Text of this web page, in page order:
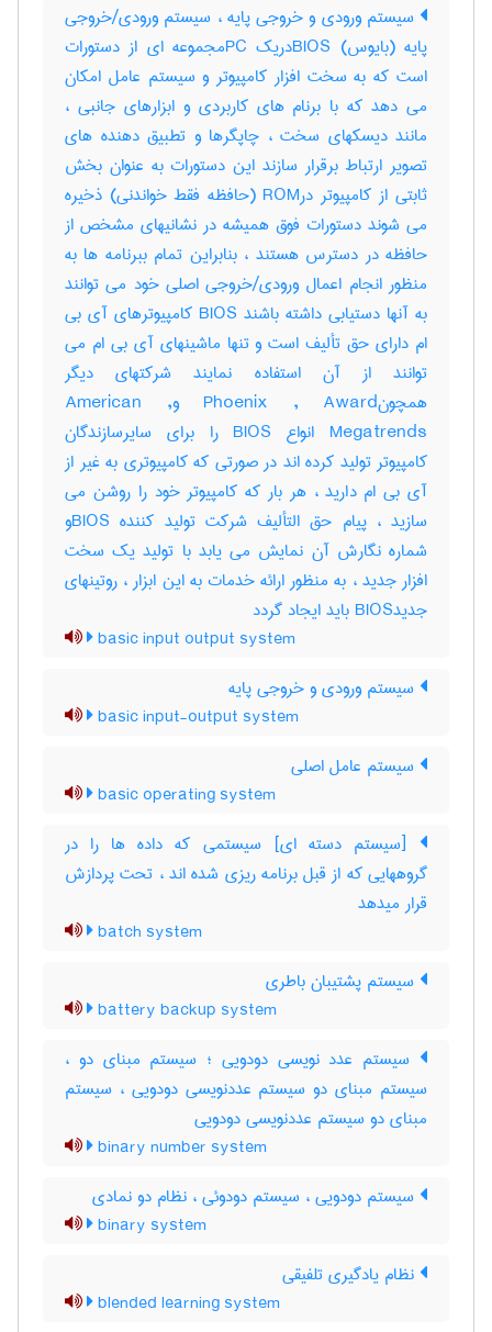
سیستم ورودی و خروجی پایه ، سیستم ورودی/خروجی
پایه (بایوس) BIOSدریک PCمجموعه ای از دستورات
است که به سخت افزار کامپیوتر و سیستم عامل امکان
می دهد که با برنام های کاربردی و ابزارهای جانبی ،
مانند دیسکهای سخت ، چاپگرها و تطبیق دهنده های
تصویر ارتباط برقرار سازند این دستورات به عنوان بخش
ثابتی از کامپیوتر درROM (حافظه فقط خواندنی) ذخیره
می شوند دستورات فوق همیشه در نشانیهای مشخص از
حافظه در دسترس هستند ، بنابراین تمام ببرنامه ها به
منظور انجام اعمال ورودی/خروجی اصلی خود می توانند
به آنها دستیابی داشته باشند BIOS کامپیوترهای آی بی
ام دارای حق تألیف است و تنها ماشینهای آی بی ام می
توانند از آن استفاده نمایند شرکتهای دیگر
همچونPhoenix , Award وAmerican ,
Megatrends انواع BIOS را برای سایرسازندگان
کامپیوتر تولید کرده اند در صورتی که کامپیوتری به غیر از
آی بی ام دارید ، هر بار که کامپیوتر خود را روشن می
سازید ، پیام حق التألیف شرکت تولید کننده BIOSو
شماره نگارش آن نمایش می یابد با تولید یک سخت
افزار جدید ، به منظور ارائه خدمات به این ابزار ، روتینهای
جدیدBIOS باید ایجاد گردد
basic input output system
سیستم ورودی و خروجی پایه
basic input-output system
سیستم عامل اصلی
basic operating system
[سیستم دسته ای] سیستمی که داده ها را در
گروههایی که از قبل برنامه ریزی شده اند ، تحت پردازش
قرار میدهد
batch system
سیستم پشتیبان باطری
battery backup system
سیستم عدد نویسی دودویی ؛ سیستم مبنای دو ،
سیستم مبنای دو سیستم عددنویسی دودویی ، سیستم
مبنای دو سیستم عددنویسی دودویی
binary number system
سیستم دودویی ، سیستم دودوئی ، نظام دو نمادی
binary system
نظام یادگیری تلفیقی
blended learning system